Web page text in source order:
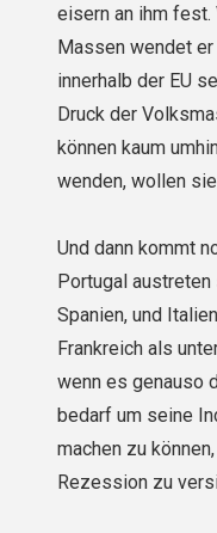
eisern an ihm
Massen wendet
innerhalb der EU
Druck der
können kaum
wenden, wollen
Und dann kommt
Portugal
Spanien, und
Frankreich als
wenn es genauso
bedarf um seine
machen zu
Rezession zu